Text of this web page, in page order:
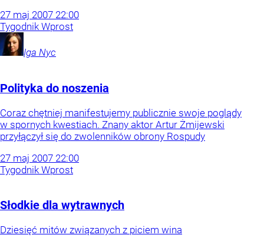
27 maj 2007 22:00
Tygodnik Wprost
Iga Nyc
Polityka do noszenia
Coraz chętniej manifestujemy publicznie swoje poglądy
w spornych kwestiach. Znany aktor Artur Żmijewski
przyłączył się do zwolenników obrony Rospudy
27 maj 2007 22:00
Tygodnik Wprost
Słodkie dla wytrawnych
Dziesięć mitów związanych z piciem wina